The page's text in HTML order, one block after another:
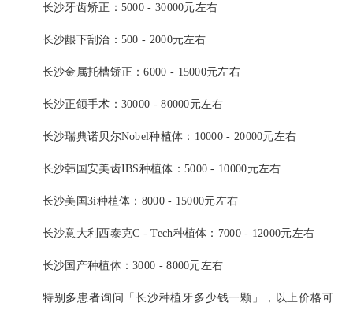
长沙牙齿矫正：5000 - 30000元左右
长沙龈下刮治：500 - 2000元左右
长沙金属托槽矫正：6000 - 15000元左右
长沙正颌手术：30000 - 80000元左右
长沙瑞典诺贝尔Nobel种植体：10000 - 20000元左右
长沙韩国安美齿IBS种植体：5000 - 10000元左右
长沙美国3i种植体：8000 - 15000元左右
长沙意大利西泰克C - Tech种植体：7000 - 12000元左右
长沙国产种植体：3000 - 8000元左右
特别多患者询问「长沙种植牙多少钱一颗」，以上价格可